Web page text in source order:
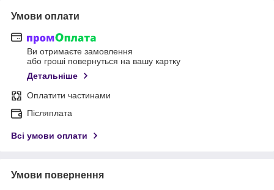
Умови оплати
Ви отримаєте замовлення
або гроші повернуться на вашу картку
Детальніше
Оплатити частинами
Післяплата
Всі умови оплати
Умови повернення